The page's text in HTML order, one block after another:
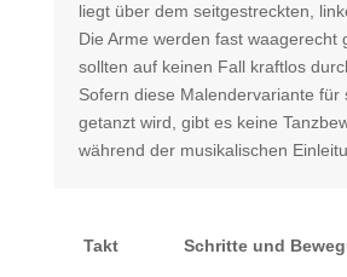
liegt über dem seitgestreckten,
Die Arme werden fast waagerecht
sollten auf keinen Fall kraftlos
Sofern diese Malendervariante für
getanzt wird, gibt es keine
während der musikalischen
Takt Schritte und